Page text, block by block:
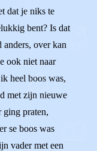
dat je niks te
bent? Is dat
anders, over kan
ook niet naar
heel boos was,
met zijn nieuwe
ging praten,
se boos was
vader met een